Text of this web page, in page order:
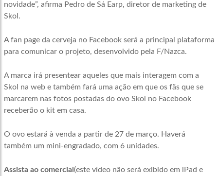
novidade”, afirma Pedro de Sá Earp, diretor de marketing de
Skol.
A fan page da cerveja no Facebook será a principal plataforma
para comunicar o projeto, desenvolvido pela F/Nazca.
A marca irá presentear aqueles que mais interagem com a
Skol na web e também fará uma ação em que os fãs que se
marcarem nas fotos postadas do ovo Skol no Facebook
receberão o kit em casa.
O ovo estará à venda a partir de 27 de março. Haverá
também um mini-engradado, com 6 unidades.
Assista ao comercial (este vídeo não será exibido em iPad e